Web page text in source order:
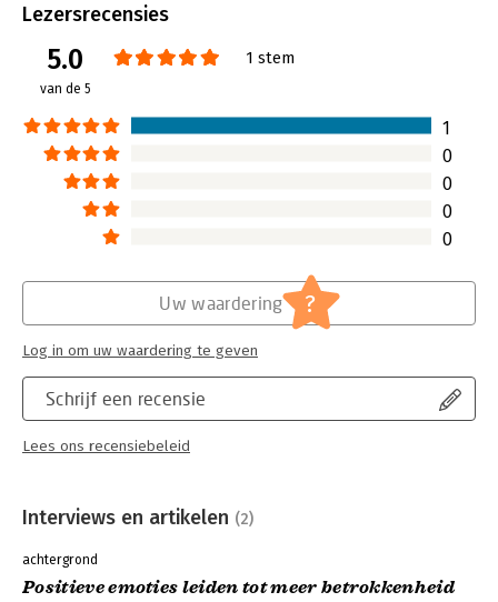
Uitgever:
Verschijningsdatum:
5-4-2016
Hoofdrubriek:
Lezersrecensies
5.0
van de 5
1 stem
1
0
0
0
0
Schrijf een recensie
Lees ons recensiebeleid
Uw waardering ?
Log in om uw waardering te geven
Interviews en artikelen (2)
achtergrond
Positieve emoties leiden tot meer betrokkenheid